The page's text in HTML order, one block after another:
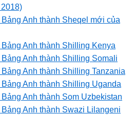
Anh thành Sheqel mới của
Anh thành Shilling Kenya
Anh thành Shilling Somali
Anh thành Shilling Tanzania
Anh thành Shilling Uganda
Anh thành Som Uzbekistan
Anh thành Swazi Lilangeni